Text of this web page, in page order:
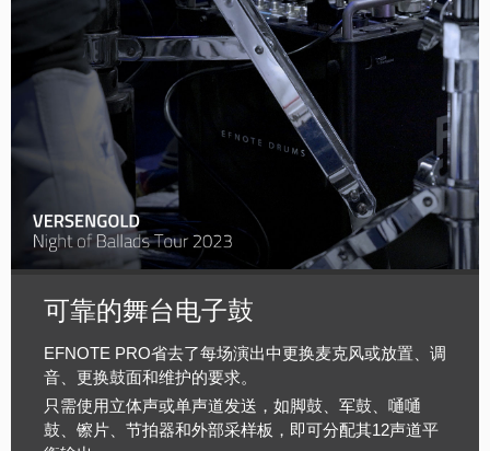
可靠的舞台电子鼓
EFNOTE PRO省去了每场演出中更换麦克风或放置、调
音、更换鼓面和维护的要求。
只需使用立体声或单声道发送，如脚鼓、军鼓、嗵嗵
鼓、镲片、节拍器和外部采样板，即可分配其12声道平